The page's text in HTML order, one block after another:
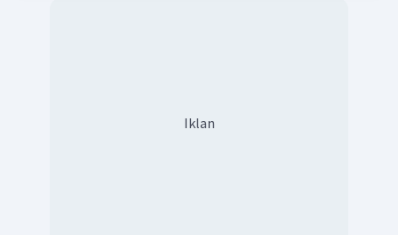
Iklan